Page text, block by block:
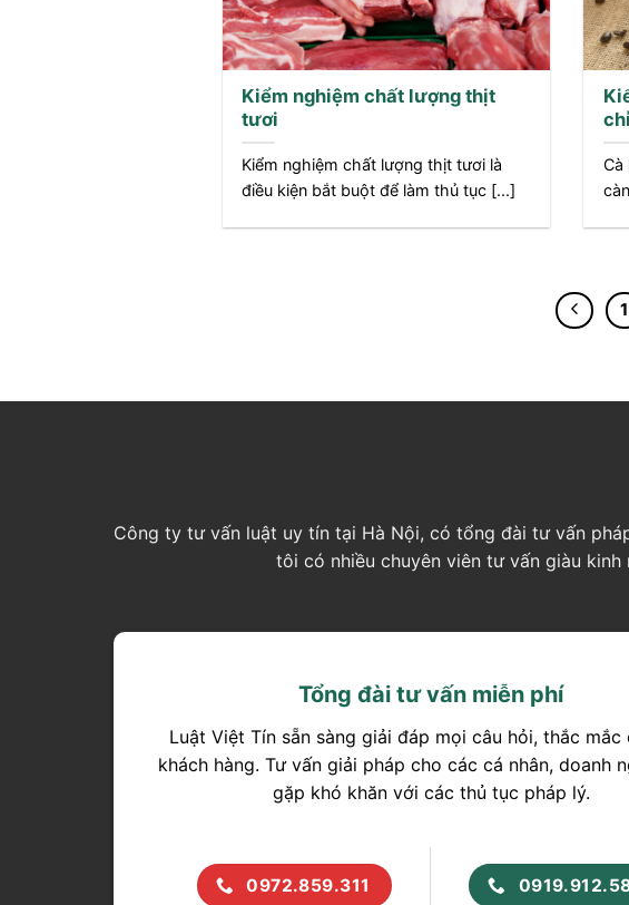
Kiểm nghiệm chất lượng thịt
tươi
Kiểm nghiệm chất lượng thịt tươi là
điều kiện bắt buột để làm thủ tục [...]
Cà
1
Công ty tư vấn luật uy tín tại Hà Nội, có tổng đài tư vấn
tôi có nhiều chuyên viên tư vấn giàu
Tổng đài tư vấn miễn phí
Luật Việt Tín sẵn sàng giải đáp mọi câu hỏi, thắc mắc
khách hàng. Tư vấn giải pháp cho các cá nhân, doanh
gặp khó khăn với các thủ tục pháp lý.
0972.859.311